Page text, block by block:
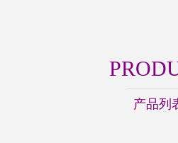
产品列